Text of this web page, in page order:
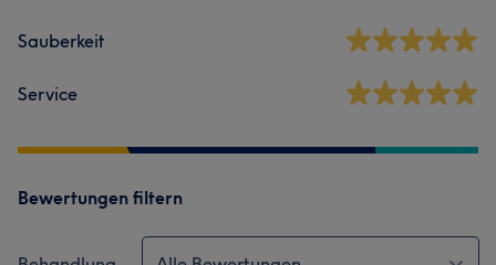
Sauberkeit
Service
Bewertungen filtern